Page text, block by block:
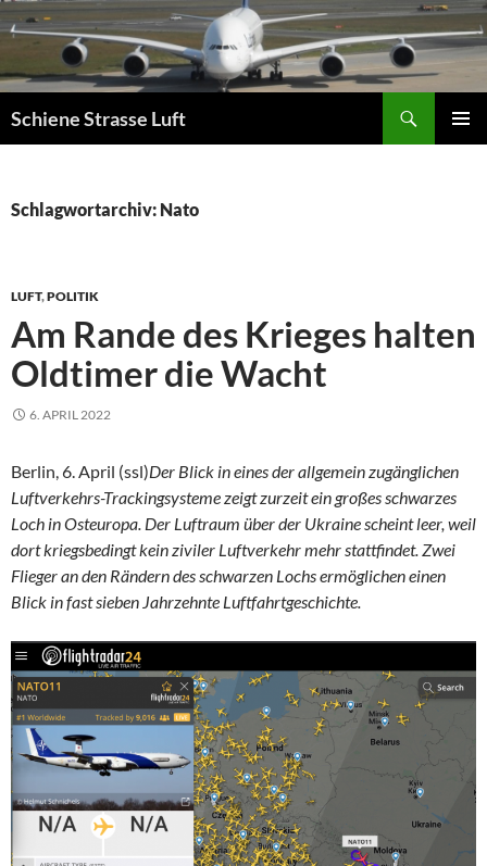
Zum
Inhalt
springen
Schiene Strasse Luft
Schlagwortarchiv: Nato
LUFT,POLITIK
Am Rande des Krieges halten
Oldtimer die Wacht
6. APRIL 2022
Berlin, 6. April (ssl)Der Blick in eines der allgemein zugänglichen
Luftverkehrs-Trackingsysteme zeigt zurzeit ein großes schwarzes
Loch in Osteuropa. Der Luftraum über der Ukraine scheint leer, weil
dort kriegsbedingt kein ziviler Luftverkehr mehr stattfindet. Zwei
Flieger an den Rändern des schwarzen Lochs ermöglichen einen
Blick in fast sieben Jahrzehnte Luftfahrtgeschichte.